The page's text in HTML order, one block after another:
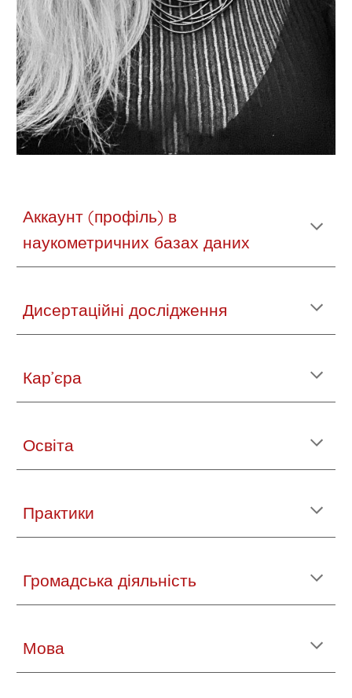
Аккаунт (профіль) в
наукометричних базах даних
Дисертаційні дослідження
Кар’єра
Освіта
Практики
Громадська діяльність
Мова